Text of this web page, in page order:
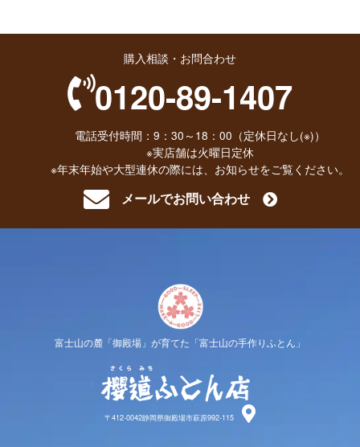
購入相談・お問合わせ
0120-89-1407
電話受付時間：9：30～18：00（定休日なし(※)）
※実店舗は火曜日定休
※年末年始や大型連休の際には、お知らせをご覧ください。
メールでお問い合わせ
富士山の麓「御殿場」が育てた「富士山の手作りふとん」
〒412-0042静岡県御殿場市萩原992-115